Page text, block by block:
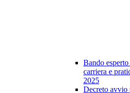
Bando
carriera e
2025
Decreto avvio